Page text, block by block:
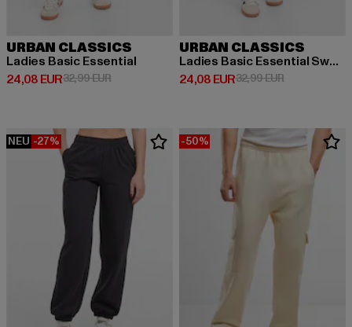
URBAN CLASSICS
Ladies Basic Essential
24,08 EUR
Derzeitiger Preis: 24,08 EUR
32,99 EURAktionspreis: 32,99 EUR
URBAN CLASSICS
Ladies Basic Essential Sweatpants
24,08 EUR
Derzeitiger Preis: 24,08 EUR
32,99 EURAktionspreis:
NEU -27% -50%